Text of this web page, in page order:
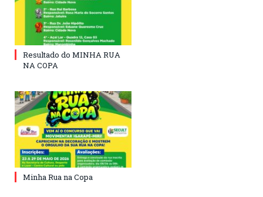
Resultado do MINHA RUA
NA COPA
Minha Rua na Copa